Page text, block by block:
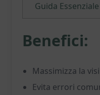
Guida
Benefici:
Massimizza la
Evita errori